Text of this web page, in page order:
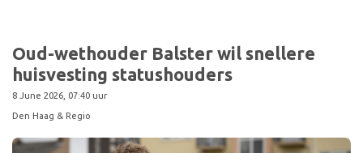
Oud-wethouder Balster wil snellere
huisvesting statushouders
8 June 2026, 07:40 uur
Den Haag & Regio